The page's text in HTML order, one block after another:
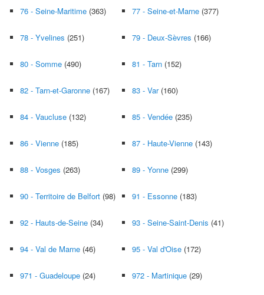
76 - Seine-Maritime (363) 77 - Seine-et-Marne (377)
78 - Yvelines (251) 79 - Deux-Sèvres (166)
80 - Somme (490) 81 - Tarn (152)
82 - Tarn-et-Garonne (167) 83 - Var(160)
84 - Vaucluse (132) 85 - Vendée (235)
86 - Vienne (185) 87 - Haute-Vienne (143)
88 - Vosges (263) 89 - Yonne (299)
90 - Territoire de Belfort (98) 91 - Essonne (183)
92 - Hauts-de-Seine (34) 93 - Seine-Saint-Denis (41)
94 - Val de Marne (46) 95 - Val d'Oise (172)
971 - Guadeloupe (24) 972 - Martinique (29)